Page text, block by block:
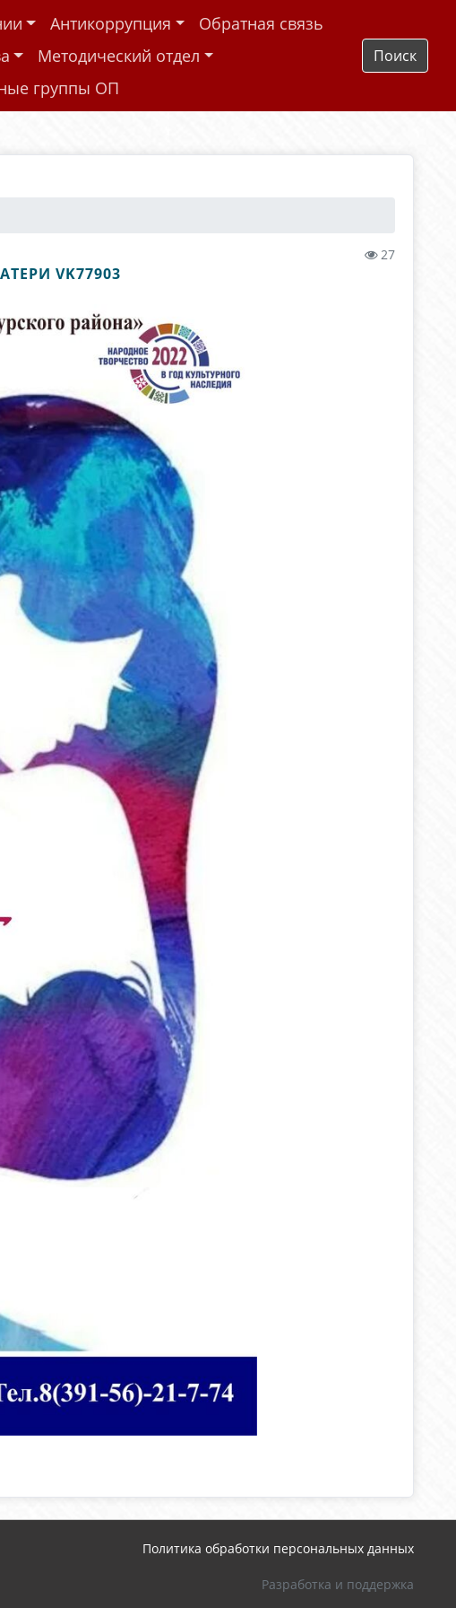
Антикоррупция
Обратная связь
Методический отдел
группы ОП
Поиск
27
VK77903
Политика обработки персональных данных
Разработка и поддержка